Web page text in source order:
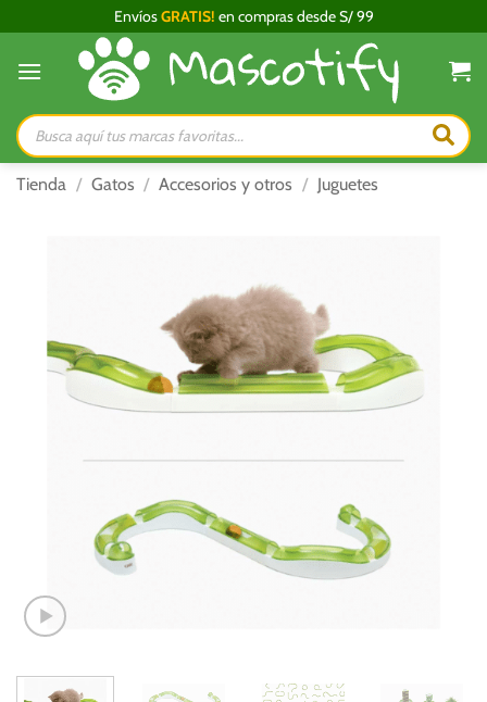
al
contenido
EnvíosGRATIS! en compras desde S/ 99
Búsqueda
de
productos
Tienda / Gatos / Accesorios y otros / Juguetes